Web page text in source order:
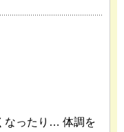
なったり… 体調を